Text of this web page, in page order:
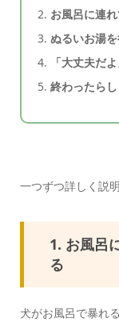
お風呂に連
ぬるいお湯
「大丈夫だ
終わったら
一つずつ詳しく説明
1. お風呂
る
犬がお風呂で暴れ